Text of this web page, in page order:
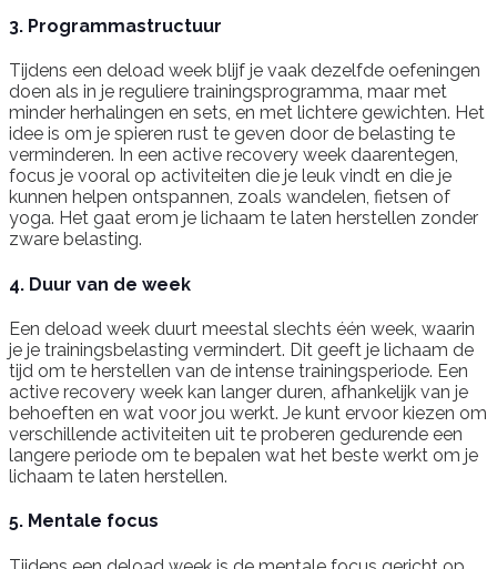
3. Programmastructuur
Tijdens een deload week blijf je vaak dezelfde oefeningen
doen als in je reguliere trainingsprogramma, maar met
minder herhalingen en sets, en met lichtere gewichten. Het
idee is om je spieren rust te geven door de belasting te
verminderen. In een active recovery week daarentegen,
focus je vooral op activiteiten die je leuk vindt en die je
kunnen helpen ontspannen, zoals wandelen, fietsen of
yoga. Het gaat erom je lichaam te laten herstellen zonder
zware belasting.
4. Duur van de week
Een deload week duurt meestal slechts één week, waarin
je je trainingsbelasting vermindert. Dit geeft je lichaam de
tijd om te herstellen van de intense trainingsperiode. Een
active recovery week kan langer duren, afhankelijk van je
behoeften en wat voor jou werkt. Je kunt ervoor kiezen om
verschillende activiteiten uit te proberen gedurende een
langere periode om te bepalen wat het beste werkt om je
lichaam te laten herstellen.
5. Mentale focus